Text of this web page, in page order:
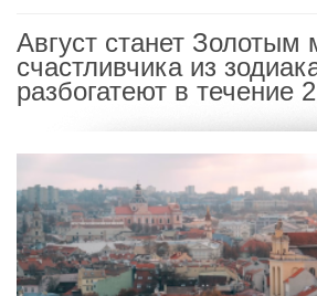
Август станет Золотым
счастливчика из
разбогатеют в течение